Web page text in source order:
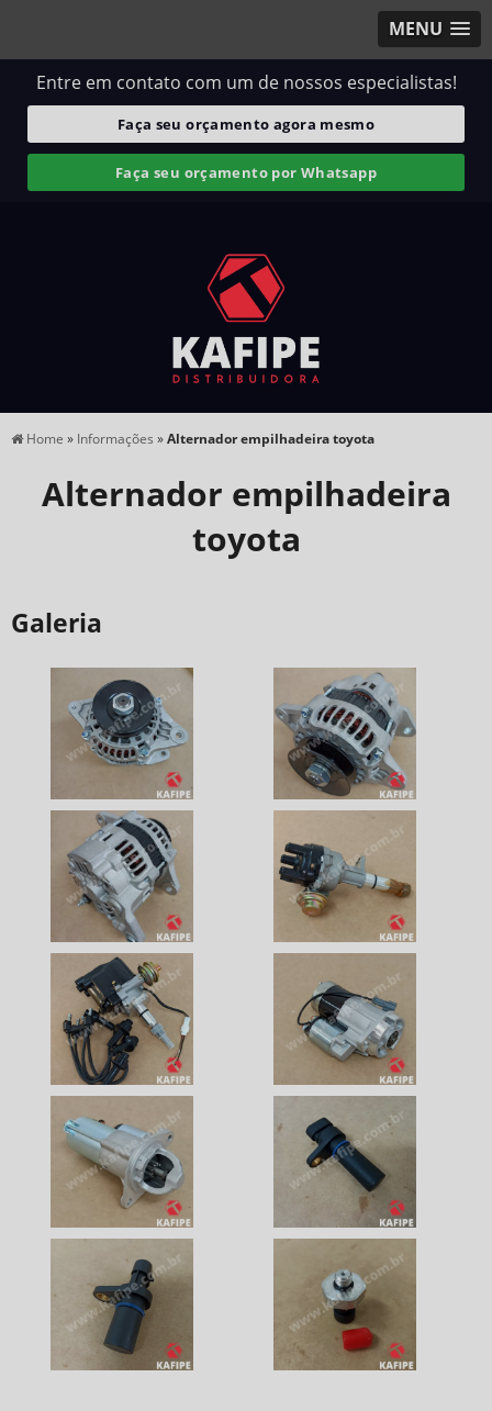
MENU
Entre em contato com um de nossos especialistas!
Faça seu orçamento agora mesmo
Faça seu orçamento por Whatsapp
Home » Informações »Alternador empilhadeira toyota
Alternador empilhadeira
toyota
Galeria